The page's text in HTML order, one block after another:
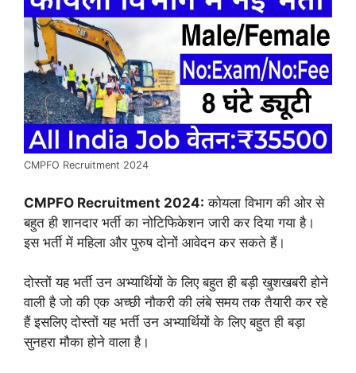
CMPFO Recruitment 2024
CMPFO Recruitment 2024: कोयला विभाग की ओर से
बहुत ही शानदार भर्ती का नोटिफिकेशन जारी कर दिया गया है।
इस भर्ती में महिला और पुरुष दोनों आवेदन कर सकते हैं।
दोस्तों यह भर्ती उन अभ्यार्थियों के लिए बहुत ही बड़ी खुशखबरी होने
वाली है जो की एक अच्छी नौकरी की लंबे समय तक तैयारी कर रहे
हैं इसलिए दोस्तों यह भर्ती उन अभ्यार्थियों के लिए बहुत ही बड़ा
सुनहरा मौका होने वाला है।